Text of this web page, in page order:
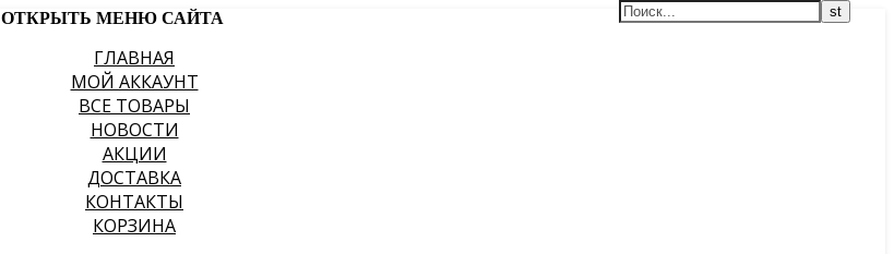
ОТКРЫТЬ МЕНЮ САЙТА
ГЛАВНАЯ
МОЙ АККАУНТ
ВСЕ ТОВАРЫ
НОВОСТИ
АКЦИИ
ДОСТАВКА
КОНТАКТЫ
КОРЗИНА